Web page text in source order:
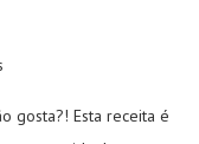
gosta?! Esta receita é